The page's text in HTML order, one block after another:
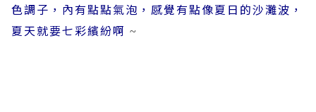
色調子，內有點點氣泡，感覺有點像夏日的沙灘波，
夏天就要七彩繽紛啊 ~